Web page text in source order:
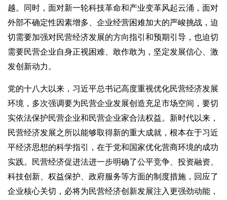
越。同时，面对新一轮科技革命和产业变革风起云涌，面对
外部不确定性因素增多、企业经营困难加大的严峻挑战，迫
切需要加强对民营经济发展的方向指引和预期引导，也迫切
需要民营企业自身正视困难、敢作敢为，坚定发展信心、激
发创新动力。
党的十八大以来，习近平总书记高度重视优化民营经济发展
环境，多次强调要为民营企业发展创造充足市场空间，要切
实依法保护民营企业和民营企业家合法权益。新时代以来，
民营经济发展之所以能够取得新的重大成就，根本在于习近
平经济思想的科学指引，在于党和国家优化营商环境的成功
实践。民营经济促进法进一步明确了公平竞争、投资融资、
科技创新、权益保护、政府服务等方面的制度措施，回应了
企业核心关切，必将为民营经济创新发展注入更强劲动能，